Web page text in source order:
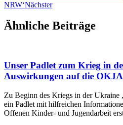
NRW‘Nächster
Ähnliche Beiträge
Unser Padlet zum Krieg in
Auswirkungen auf die
Zu Beginn des Kriegs in der Ukraine
ein Padlet mit hilfreichen
Offenen Kinder- und Jugendarbeit